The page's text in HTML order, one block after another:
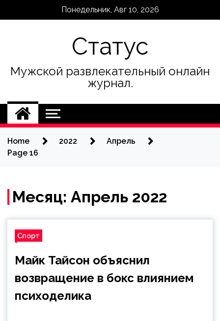
Понедельник, Авг 10, 2026
Статус
Мужской развлекательный онлайн
журнал.
Home 2022
Апрель
Page 16
Месяц: Апрель 2022
Спорт
Майк Тайсон объяснил
возвращение в бокс влиянием
психоделика